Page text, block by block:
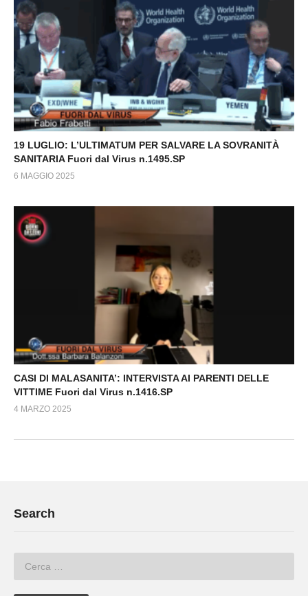
19 LUGLIO: L’ULTIMATUM PER SALVARE LA SOVRANITÀ
SANITARIA Fuori dal Virus n.1495.SP
6 MAGGIO 2025
CASI DI MALASANITA’: INTERVISTA AI PARENTI DELLE
VITTIME Fuori dal Virus n.1416.SP
4 MARZO 2025
Search